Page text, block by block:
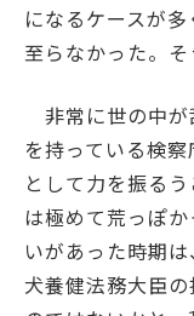
になるケースが
至らなかった。そ
非常に世の中が
を持っている検
として力を振る
は極めて荒っぽ
いがあった時期
犬養健法務大臣